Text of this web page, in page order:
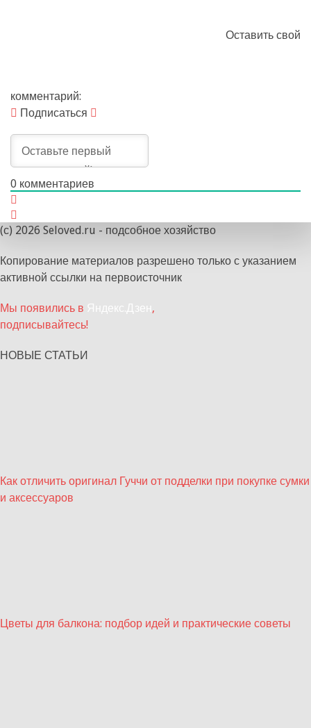
Оставить свой
комментарий:
Подписаться
0 комментариев
(с) 2026 Seloved.ru - подсобное хозяйство
Копирование материалов разрешено только с указанием
активной ссылки на первоисточник
Мы появились в Яндекс.Дзен,
подписывайтесь!
НОВЫЕ СТАТЬИ
Как отличить оригинал Гуччи от подделки при покупке сумки
и аксессуаров
Цветы для балкона: подбор идей и практические советы